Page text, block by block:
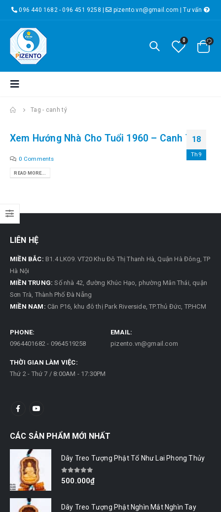
096 440 1682 - 096 451 9258 | pizento.vn@gmail.com |Tư vấn
0
Tag - canh tý
18
Th9
Xem Hướng Nhà Cho Tuổi 1960 – Canh Tý
0 Comments
READ MORE...
LIÊN HỆ
MIỀN BẮC: B1.4 LK09. VT20 Khu Đô Thị Thanh Hà, Quận Hà Đông, TP
Hà Nội
MIỀN TRUNG: Số nhà 42, đường Khúc Hạo, phường Mân Thái, quận
Sơn Trà, Thành Phố Đà Nẵng
MIỀN NAM: Căn P16, khu đô thị Park Riverside, TP.Thủ Đức, TP.HCM
PHONE:
0964401682 - 0964519258
EMAIL:
pizento.vn@gmail.com
THỜI GIAN LÀM VIỆC:
Thứ 2 - Thứ 7 / 8:00AM - 17:30PM
CÁC SẢN PHẨM MỚI NHẤT
Dây Treo Tượng Phật Tổ Như Lai Phong Thủy
0out of 5
500.000₫
Dây Treo Tượng Phật Nghìn Mắt Nghìn Tay